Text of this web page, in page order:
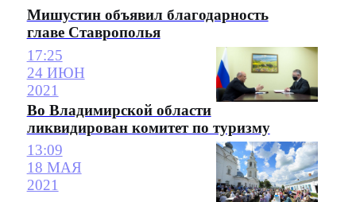
Мишустин объявил благодарность
главе Ставрополья
17:25
24 ИЮН
2021
Во Владимирской области
ликвидирован комитет по туризму
13:09
18 МАЯ
2021